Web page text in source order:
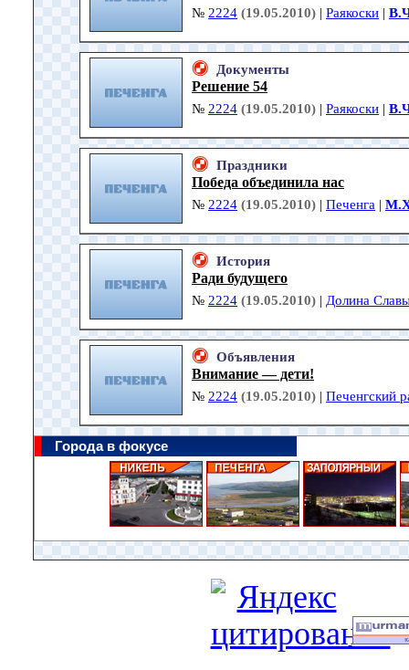
№ 2224 (19.05.2010) | Раякоски |
Документы
Решение 54
№ 2224 (19.05.2010) | Раякоски |
Праздники
Победа объединила нас
№ 2224 (19.05.2010) | Печенга |
История
Ради будущего
№ 2224 (19.05.2010) | Долина
Объявления
Внимание — дети!
№ 2224 (19.05.2010) | Печенгский
Города в фокусе